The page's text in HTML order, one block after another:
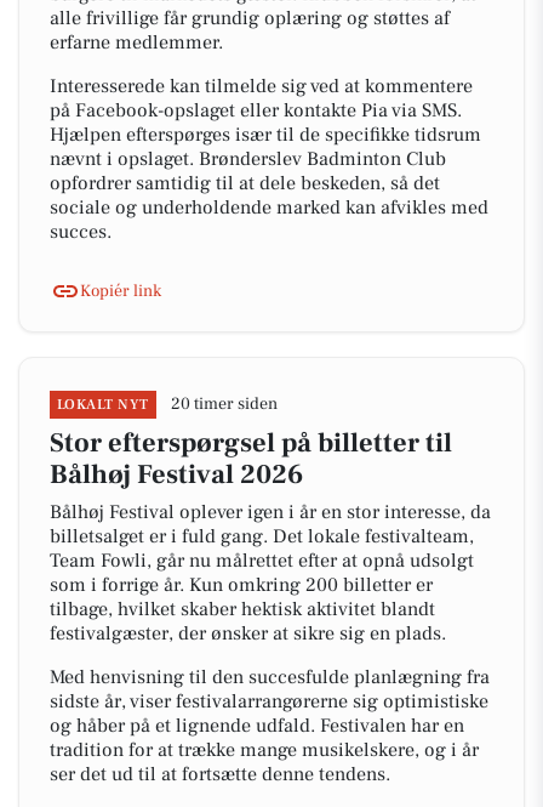
alle frivillige får grundig oplæring og støttes af
erfarne medlemmer.
Interesserede kan tilmelde sig ved at kommentere
på Facebook-opslaget eller kontakte Pia via SMS.
Hjælpen efterspørges især til de specifikke tidsrum
nævnt i opslaget. Brønderslev Badminton Club
opfordrer samtidig til at dele beskeden, så det
sociale og underholdende marked kan afvikles med
succes.
Kopiér link
LOKALT NYT 20 timer siden
Stor efterspørgsel på billetter til
Bålhøj Festival 2026
Bålhøj Festival oplever igen i år en stor interesse, da
billetsalget er i fuld gang. Det lokale festivalteam,
Team Fowli, går nu målrettet efter at opnå udsolgt
som i forrige år. Kun omkring 200 billetter er
tilbage, hvilket skaber hektisk aktivitet blandt
festivalgæster, der ønsker at sikre sig en plads.
Med henvisning til den succesfulde planlægning fra
sidste år, viser festivalarrangørerne sig optimistiske
og håber på et lignende udfald. Festivalen har en
tradition for at trække mange musikelskere, og i år
ser det ud til at fortsætte denne tendens.